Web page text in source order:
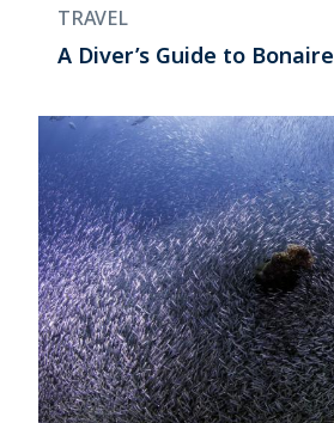
TRAVEL
A Diver’s Guide to Bonaire